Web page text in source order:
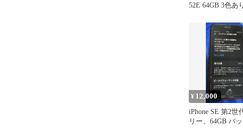
52E 64GB 3色あ
¥ 12,000
iPhone SE 第2世
リー、64GB バッ